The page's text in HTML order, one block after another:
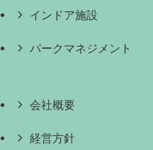
インドア施設
パークマネジメント
会社概要
経営方針